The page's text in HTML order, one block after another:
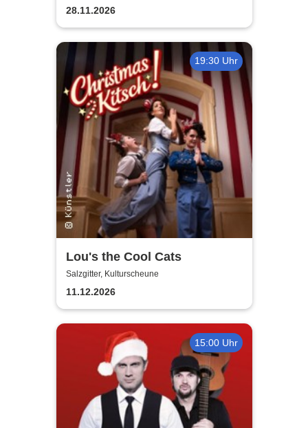
28.11.2026
19:30 Uhr
Lou's the Cool Cats
Salzgitter, Kulturscheune
11.12.2026
15:00 Uhr